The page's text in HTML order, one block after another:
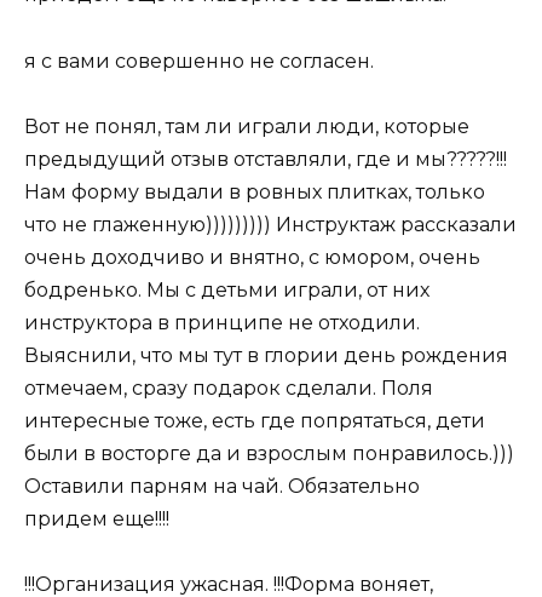
я с вами совершенно не согласен.
Вот не понял, там ли играли люди, которые
предыдущий отзыв отставляли, где и мы?????!!!
Нам форму выдали в ровных плитках, только
что не глаженную))))))))) Инструктаж рассказали
очень доходчиво и внятно, с юмором, очень
бодренько. Мы с детьми играли, от них
инструктора в принципе не отходили.
Выяснили, что мы тут в глории день рождения
отмечаем, сразу подарок сделали. Поля
интересные тоже, есть где попрятаться, дети
были в восторге да и взрослым понравилось.)))
Оставили парням на чай. Обязательно
придем еще!!!!
!!!Организация ужасная. !!!Форма воняет,